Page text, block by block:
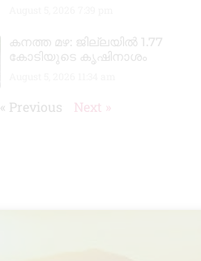
കനത്ത മഴ: ജില്ലയിൽ 1.77
കോടിയുടെ കൃഷിനാശം
« Previous Next »